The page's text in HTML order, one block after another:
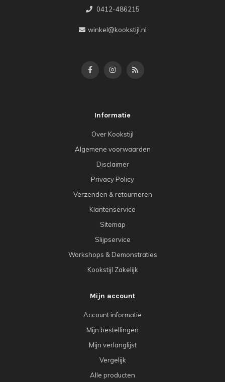
0412-486215
winkel@kookstijl.nl
Informatie
Over Kookstijl
Algemene voorwaarden
Disclaimer
Privacy Policy
Verzenden & retourneren
Klantenservice
Sitemap
Slijpservice
Workshops & Demonstraties
Kookstijl Zakelijk
Mijn account
Account informatie
Mijn bestellingen
Mijn verlanglijst
Vergelijk
Alle producten